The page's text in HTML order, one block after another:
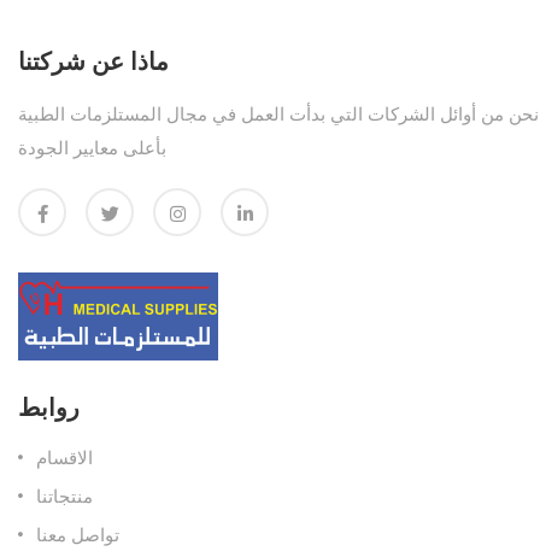
ماذا عن شركتنا
نحن من أوائل الشركات التي بدأت العمل في مجال المستلزمات الطبية
بأعلى معايير الجودة
روابط
الاقسام
منتجاتنا
تواصل معنا